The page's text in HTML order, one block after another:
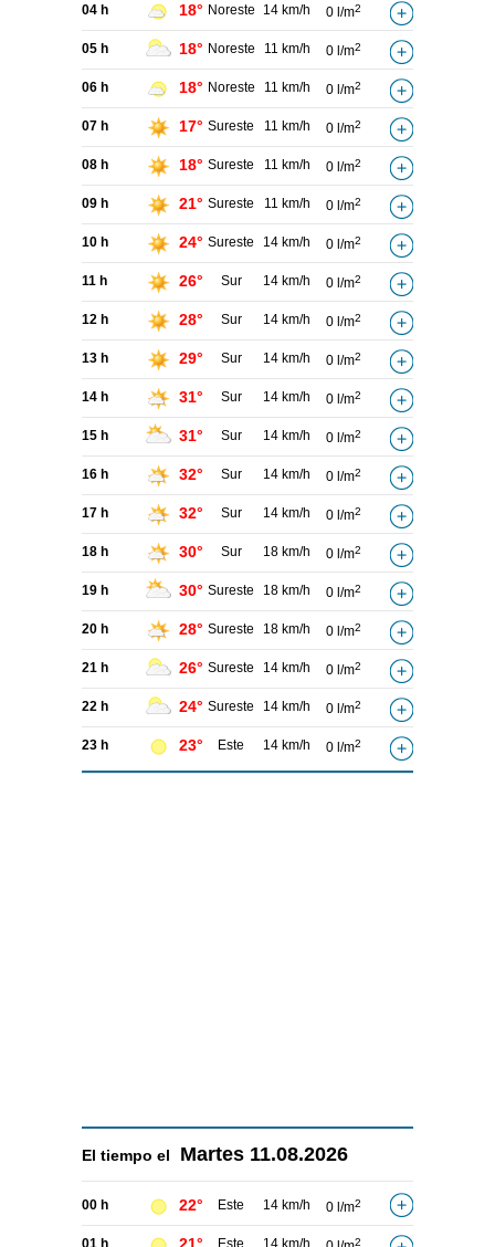
04 h 18° Noreste 14 km/h 0 l/m2
05 h 18° Noreste 11 km/h 0 l/m2
06 h 18° Noreste 11 km/h 0 l/m2
07 h 17° Sureste 11 km/h 0 l/m2
08 h 18° Sureste 11 km/h 0 l/m2
09 h 21° Sureste 11 km/h 0 l/m2
10 h 24° Sureste 14 km/h 0 l/m2
11 h 26° Sur 14 km/h 0 l/m2
12 h 28° Sur 14 km/h 0 l/m2
13 h 29° Sur 14 km/h 0 l/m2
14 h 31° Sur 14 km/h 0 l/m2
15 h 31° Sur 14 km/h 0 l/m2
16 h 32° Sur 14 km/h 0 l/m2
17 h 32° Sur 14 km/h 0 l/m2
18 h 30° Sur 18 km/h 0 l/m2
19 h 30° Sureste 18 km/h 0 l/m2
20 h 28° Sureste 18 km/h 0 l/m2
21 h 26° Sureste 14 km/h 0 l/m2
22 h 24° Sureste 14 km/h 0 l/m2
23 h 23° Este 14 km/h 0 l/m2
El tiempo el Martes 11.08.2026
00 h 22° Este 14 km/h 0 l/m2
2